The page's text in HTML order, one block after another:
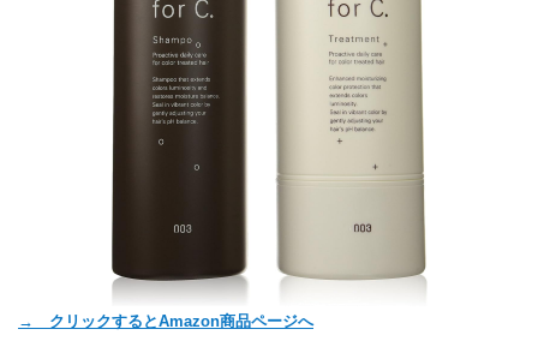
→ クリックするとAmazon商品ページへ